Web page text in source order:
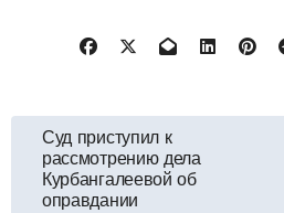
Навигация
по
Суд приступил к
рассмотрению дела
Курбангалеевой об
оправдании